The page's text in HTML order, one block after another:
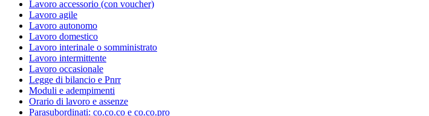
Lavoro accessorio (con voucher)
Lavoro agile
Lavoro autonomo
Lavoro domestico
Lavoro interinale o somministrato
Lavoro intermittente
Lavoro occasionale
Legge di bilancio e Pnrr
Moduli e adempimenti
Orario di lavoro e assenze
Parasubordinati: co.co.co e co.co.pro